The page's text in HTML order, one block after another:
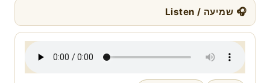
🎧 שמיעה / Listen